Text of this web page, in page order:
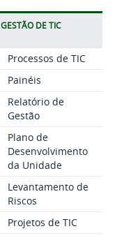
GESTÃO DE TIC
Processos de TIC
Painéis
Relatório de
Gestão
Plano de
Desenvolvimento
da Unidade
Levantamento de
Riscos
Projetos de TIC